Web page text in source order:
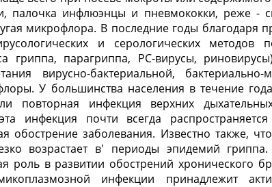
палочка инфлюэнцы и пневмококки, реже -
микрофлора. В последние годы благодаря
и серологических методов
гриппа, парагриппа, РС-вирусы,
вирусно-бактериальной, бактериально-
У большинства населения в тече­ние
повторная инфекция верхних
инфекция почти всегда
обострение заболевания. Известно также,
возрастает в' периоды эпидемий гриппа.
роль в развитии обострений хронического
инфекции принадлежит